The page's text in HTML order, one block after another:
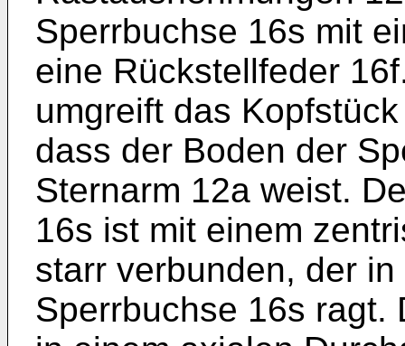
Sperrbuchse 16s mit
eine Rückstellfeder
umgreift das
dass der Boden der
Sternarm 12a weist.
16s ist mit einem
starr verbunden, der
Sperrbuchse 16s ragt.